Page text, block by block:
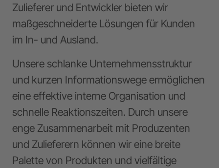
Zulieferer und Entwickler bieten wir
maßgeschneiderte Lösungen für Kunden
im In- und Ausland.
Unsere schlanke Unternehmensstruktur
und kurzen Informationswege ermöglichen
eine effektive interne Organisation und
schnelle Reaktionszeiten. Durch unsere
enge Zusammenarbeit mit Produzenten
und Zulieferern können wir eine breite
Palette von Produkten und vielfältige